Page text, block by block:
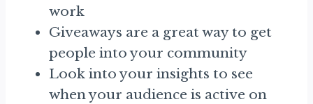
work
Giveaways are a great way to get
people into your community
Look into your insights to see
when your audience is active on